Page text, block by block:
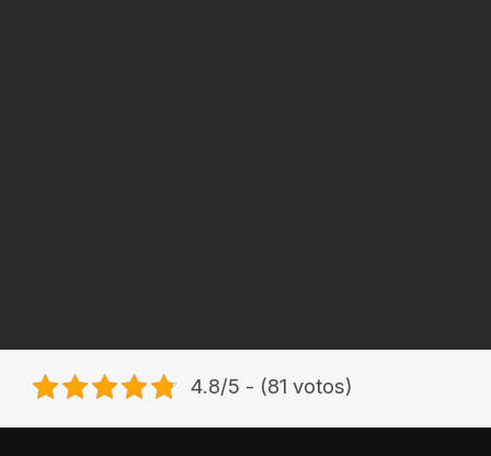
4.8/5 - (81 votos)